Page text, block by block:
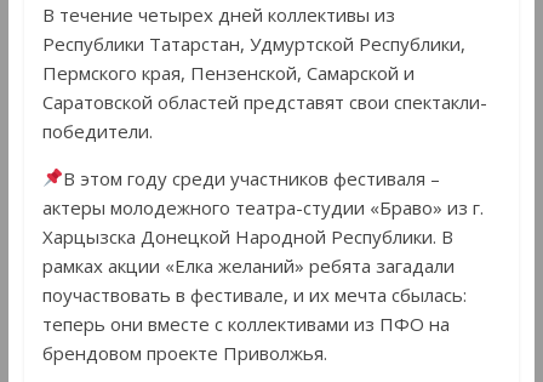
В течение четырех дней коллективы из
Республики Татарстан, Удмуртской Республики,
Пермского края, Пензенской, Самарской и
Саратовской областей представят свои спектакли-
победители.
В этом году среди участников фестиваля –
актеры молодежного театра-студии «Браво» из г.
Харцызска Донецкой Народной Республики. В
рамках акции «Елка желаний» ребята загадали
поучаствовать в фестивале, и их мечта сбылась:
теперь они вместе с коллективами из ПФО на
брендовом проекте Приволжья.